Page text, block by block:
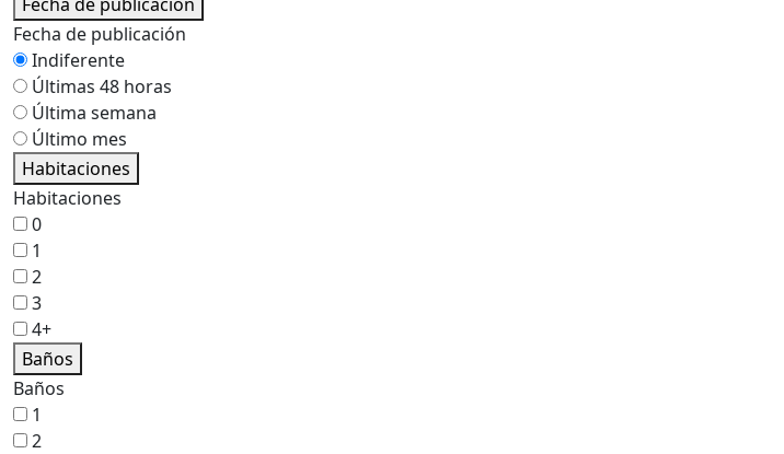
Fecha de publicación
Indiferente
Últimas 48 horas
Última semana
Último mes
Habitaciones
Habitaciones
0
1
2
3
4+
Baños
Baños
1
2